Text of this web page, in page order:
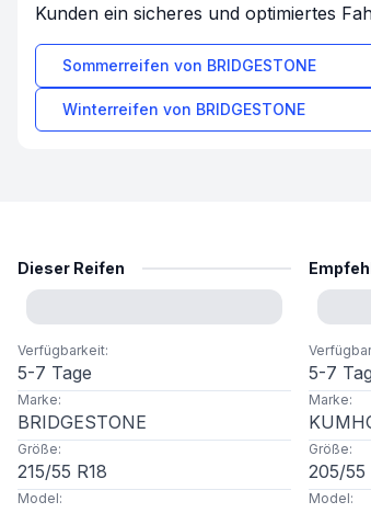
Kunden ein sicheres und optimiertes
Sommerreifen von BRIDGESTONE
Winterreifen von BRIDGESTONE
Dieser Reifen
Verfügbarkeit:
5-7 Tage
Marke:
BRIDGESTONE
Größe:
215/55 R18
Model:
5-7
Marke:
Größe:
205/55
Model: